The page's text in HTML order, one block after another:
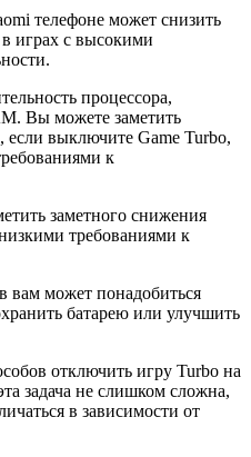
телефоне может снизить
играх с высокими
процессора,
Вы можете заметить
если выключите Game Turbo,
к
заметного снижения
требованиями к
вам может понадобиться
батарею или улучшить
отключить игру Turbo на
задача не слишком сложна,
в зависимости от